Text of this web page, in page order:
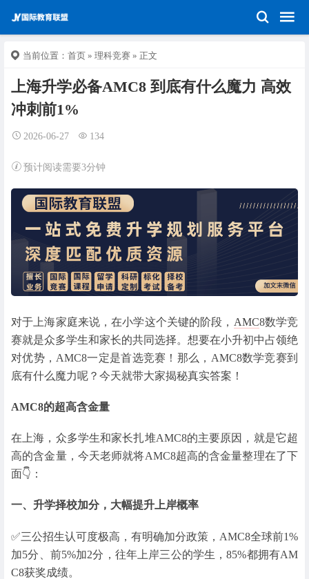
当前位置： 首页 » 理科竞赛 » 正文
上海升学必备AMC8 到底有什么魔力 高效
冲刺前1%
2026-06-27 134
预计阅读需要3分钟
对于上海家庭来说，在小学这个关键的阶段， AMC8数学竞
赛就是众多学生和家长的共同选择。想要在小升初中占领绝
对优势，AMC8一定是首选竞赛！那么，AMC8数学竞赛到
底有什么魔力呢？今天就带大家揭秘真实答案！
AMC8的超高含金量
在上海，众多学生和家长扎堆AMC8的主要原因，就是它超
高的含金量，今天老师就将AMC8超高的含金量整理在了下
面👇：
一、升学择校加分，大幅提升上岸概率
✅️三公招生认可度极高，有明确加分政策，AMC8全球前1%
加5分、前5%加2分，往年上岸三公的学生，85%都拥有AM
C8获奖成绩。